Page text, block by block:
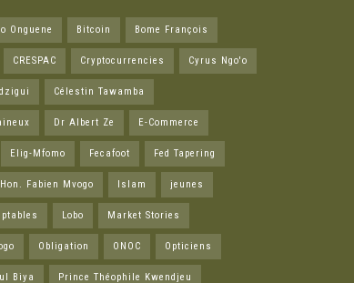
Onguene Bitcoin Bome François
CRESPAC Cryptocurrencies Cyrus Ngo'o
Célestin Tawamba
Dr Albert Ze E-Commerce
Elig-Mfomo Fecafoot Fed Tapering
Hon. Fabien Mvogo Islam jeunes
Lobo Market Stories
Obligation ONOC Opticiens
Biya Prince Théophile Kwendjeu